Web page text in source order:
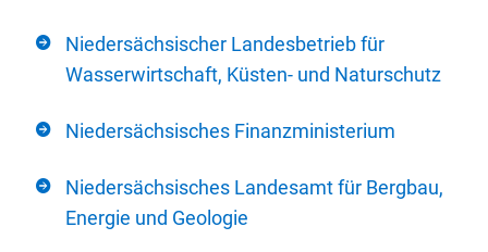
Niedersächsischer Landesbetrieb für
Wasserwirtschaft, Küsten- und Naturschutz
Niedersächsisches Finanzministerium
Niedersächsisches Landesamt für Bergbau,
Energie und Geologie